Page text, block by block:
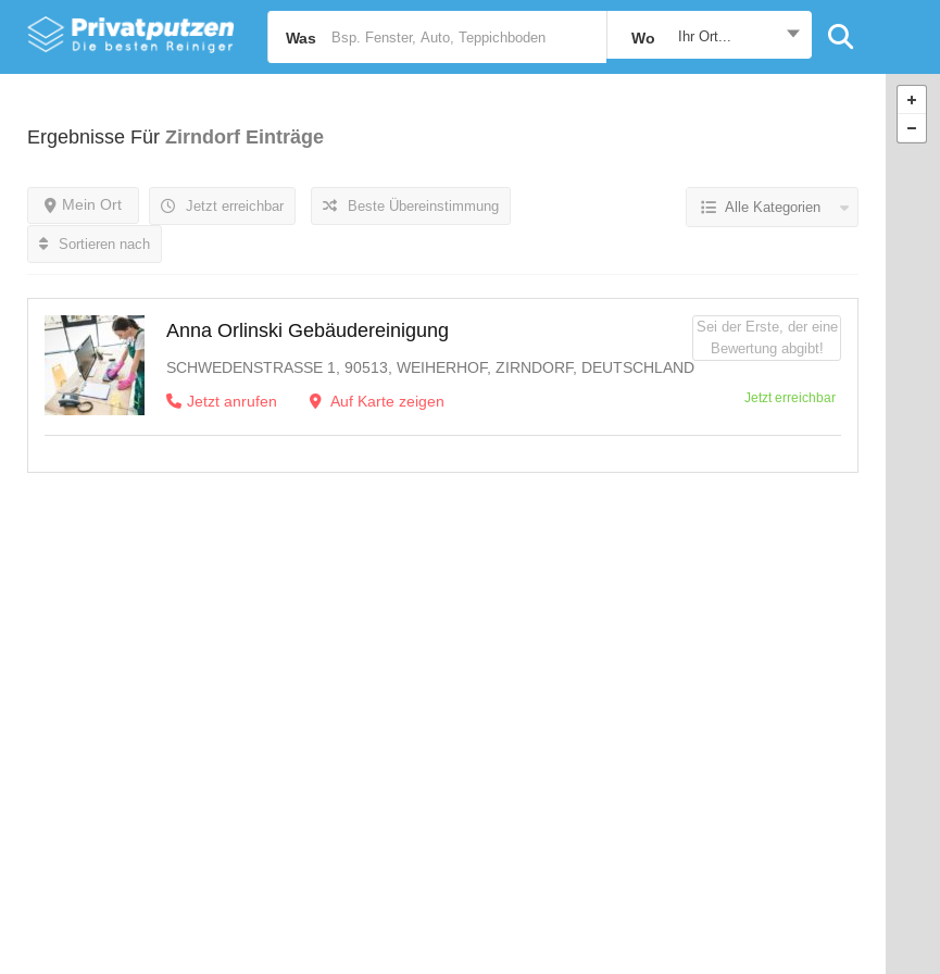
Was Wo Ihr Ort...
Ergebnisse Für Zirndorf Einträge
Jetzt erreichbar
Mein Ort Beste Übereinstimmung
Sortieren nach
Alle Kategorien
Anna Orlinski Gebäudereinigung
SCHWEDENSTRASSE 1, 90513, WEIHERHOF, ZIRNDORF, DEUTSCHLAND
Jetzt anrufen
Auf Karte zeigen Jetzt erreichbar
Sei der Erste, der eine
Bewertung abgibt!